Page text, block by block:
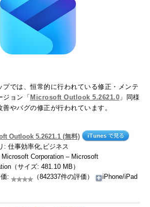
プでは、恒常的に行われている修正・メンテ
ジョン「Microsoft Outlook 5.2621.0 」同様
やバグの修正が行われています。
Outlook 5.2621.1 (無料)
: 仕事効率化,ビジネス
Corporation – Microsoft
（サイズ: 481.10 MB）
:
（842337件の評価）
iPhone/iPad